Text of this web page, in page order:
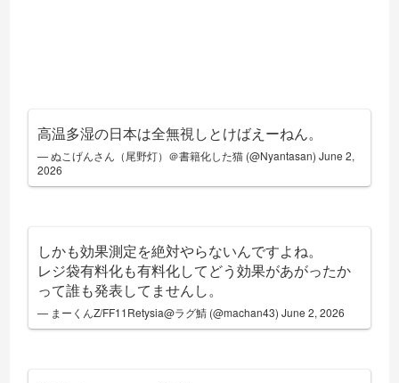
高温多湿の日本は全無視しとけばえーねん。
— ぬこげんさん（尾野灯）＠書籍化した猫 (@Nyantasan)June 2,
2026
しかも効果測定を絶対やらないんですよね。
レジ袋有料化も有料化してどう効果があがったか
って誰も発表してませんし。
— まーくんZ/FF11Retysia@ラグ鯖 (@machan43)June 2, 2026